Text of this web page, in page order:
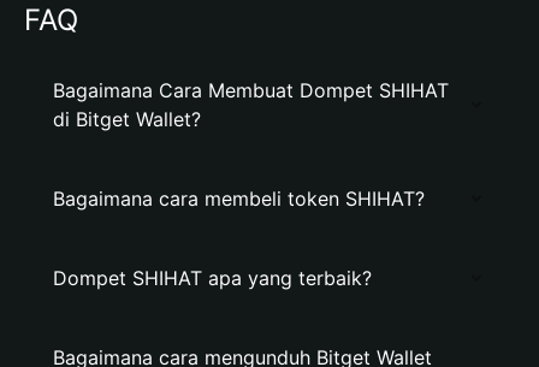
FAQ
Bagaimana Cara Membuat Dompet SHIHAT
di Bitget Wallet?
Bagaimana cara membeli token SHIHAT?
Dompet SHIHAT apa yang terbaik?
Bagaimana cara mengunduh Bitget Wallet